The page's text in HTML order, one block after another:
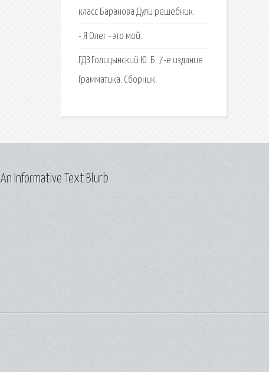
класс Баранова Дули решебник.
- Я Олег - это мой.
ГДЗ Голицынский Ю. Б. 7-е издание
Грамматика. Сборник.
An Informative Text Blurb